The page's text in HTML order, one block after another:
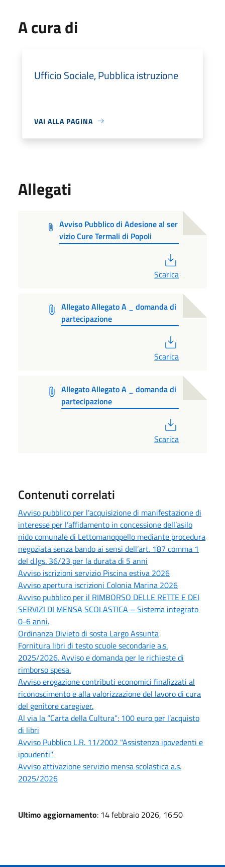
A cura di
Ufficio Sociale, Pubblica istruzione
VAI ALLA PAGINA
Allegati
Avviso Pubblico di Adesione al ser
vizio Cure Termali di Popoli
Scarica
Allegato Allegato A _ domanda di
partecipazione
Scarica
Allegato Allegato A _ domanda di
partecipazione
Scarica
Contenuti correlati
Avviso pubblico per l’acquisizione di manifestazione di
interesse per l’affidamento in concessione dell’asilo
nido comunale di Lettomanoppello mediante procedura
negoziata senza bando ai sensi dell’art. 187 comma 1
del d.lgs. 36/23 per la durata di 5 anni
Avviso iscrizioni servizio Piscina estiva 2026
Avviso apertura iscrizioni Colonia Marina 2026
Avviso pubblico per il RIMBORSO DELLE RETTE E DEI
SERVIZI DI MENSA SCOLASTICA – Sistema integrato
0-6 anni.
Ordinanza Divieto di sosta Largo Assunta
Fornitura libri di testo scuole secondarie a.s.
2025/2026. Avviso e domanda per le richieste di
rimborso spesa.
Avviso erogazione contributi economici finalizzati al
riconoscimento e alla valorizzazione del lavoro di cura
del genitore caregiver.
Al via la “Carta della Cultura”: 100 euro per l’acquisto
di libri
Avviso Pubblico L.R. 11/2002 "Assistenza ipovedenti e
ipoudenti"
Avviso attivazione servizio mensa scolastica a.s.
2025/2026
Ultimo aggiornamento: 14 febbraio 2026, 16:50